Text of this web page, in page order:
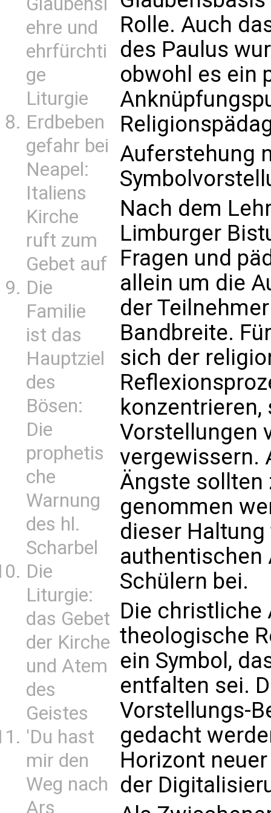
ehre und
ehrfürchti
ge
Liturgie
Erdbeben
gefahr bei
Neapel:
Italiens
Kirche
ruft zum
Gebet auf
Die
Familie
ist das
Hauptziel
des
Bösen:
Die
prophetis
che
Warnung
des hl.
Scharbel
Die
Liturgie:
das Gebet
der Kirche
und Atem
des
Geistes
'Du hast
mir den
Weg nach
Ars
Rolle. Auch
des Paulus
obwohl es ein
Auferstehung
Nach dem
Limburger
Fragen und
allein um die
der
Bandbreite.
sich der
konzentrieren,
Vorstellungen
Ängste sollten
genommen
dieser Haltung
authentischen
Schülern bei.
Die christliche
theologische
ein Symbol,
entfalten sei.
Vorstellungs-
gedacht
Horizont
der